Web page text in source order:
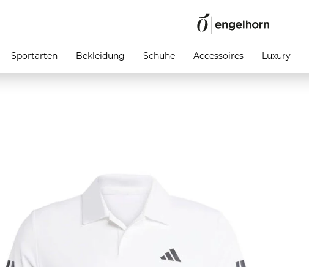
Sportarten Bekleidung Schuhe Accessoires Luxury